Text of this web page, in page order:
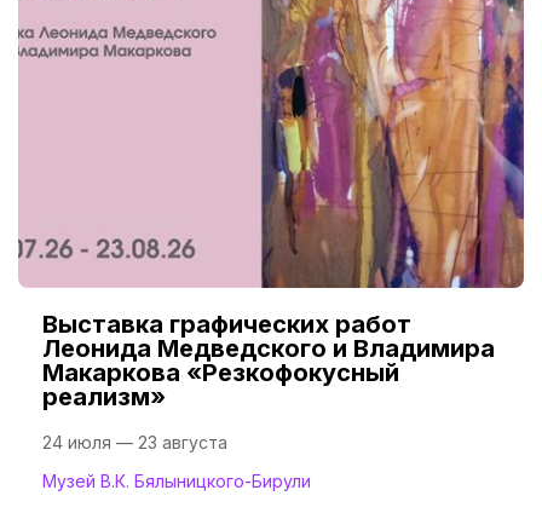
Выставка графических работ
Леонида Медведского и Владимира
Макаркова «Резкофокусный
реализм»
24 июля — 23 августа
Музей В.К. Бялыницкого-Бирули